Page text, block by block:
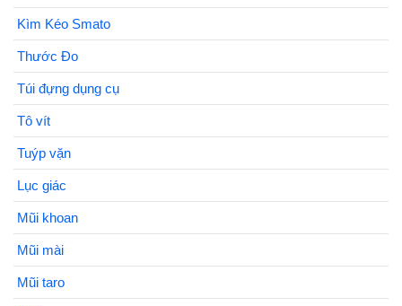
Kìm Kéo Smato
Thước Đo
Túi đựng dụng cụ
Tô vít
Tuýp vặn
Lục giác
Mũi khoan
Mũi mài
Mũi taro